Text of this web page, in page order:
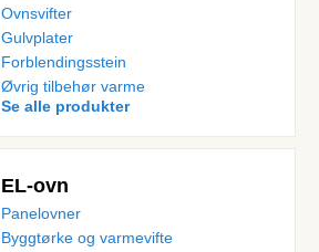
Ovnsvifter
Gulvplater
Forblendingsstein
Øvrig tilbehør varme
Se alle produkter
EL-ovn
Panelovner
Byggtørke og varmevifte